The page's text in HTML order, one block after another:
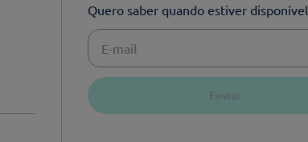
Quero saber quando estiver disponível
Enviar